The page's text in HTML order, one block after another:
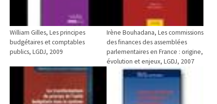
William Gilles, Les principes
budgétaires et comptables
publics, LGDJ, 2009
Irène Bouhadana, Les commissions
des finances des assemblées
parlementaires en France : origine,
évolution et enjeux, LGDJ, 2007